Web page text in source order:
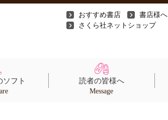
おすすめ書店 書店様へ
さくら社ネットショップ
ソフト 読者の皆様へ
Message